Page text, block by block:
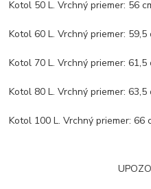
Kotol 50 L. Vrchný priemer: 56
Kotol 60 L. Vrchný priemer: 59,5
Kotol 70 L. Vrchný priemer: 61,5
Kotol 80 L. Vrchný priemer: 63,5
Kotol 100 L. Vrchný priemer: 66